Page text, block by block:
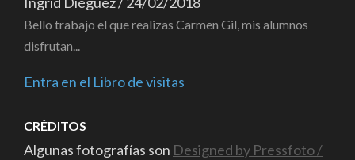
Bello trabajo el que realizas Carmen Gil, mis alumnos
disfrutan...
Entra en el Libro de visitas
CRÉDITOS
Algunas fotografías son Designed by Pressfoto /